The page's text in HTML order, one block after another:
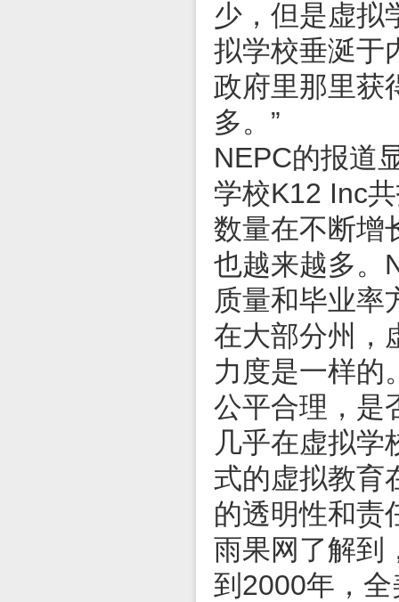
少，但是虚拟
拟学校垂涎于
政府里那里获
多。”
NEPC的报道
学校K12 Inc
数量在不断增
也越来越多。
质量和毕业率
在大部分州，
力度是一样的
公平合理，是
几乎在虚拟学
式的虚拟教育
的透明性和责
雨果网了解到
到2000年，